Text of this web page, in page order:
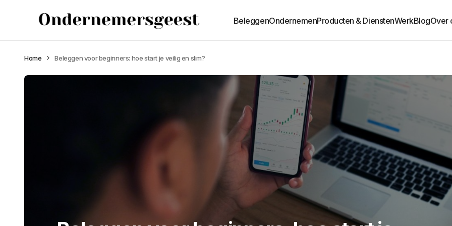
BeleggenOndernemenProducten & DienstenWerkBlogOver
Home Beleggen voor beginners: hoe start je veilig en slim?